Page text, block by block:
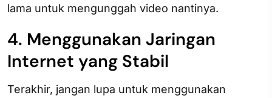
lama untuk mengunggah video nantinya.
4. Menggunakan Jaringan
Internet yang Stabil
Terakhir, jangan lupa untuk menggunakan